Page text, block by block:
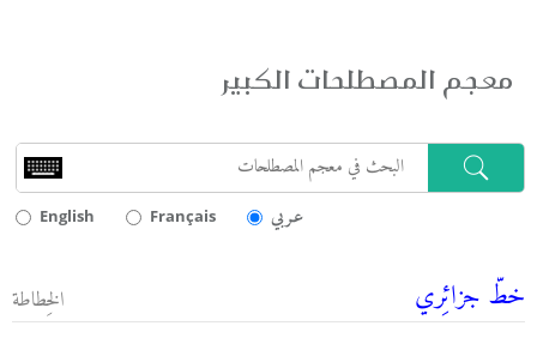
معجم المصطلحات الكبير
English Français عـربي
خطّ جزائِري الخِطاطة